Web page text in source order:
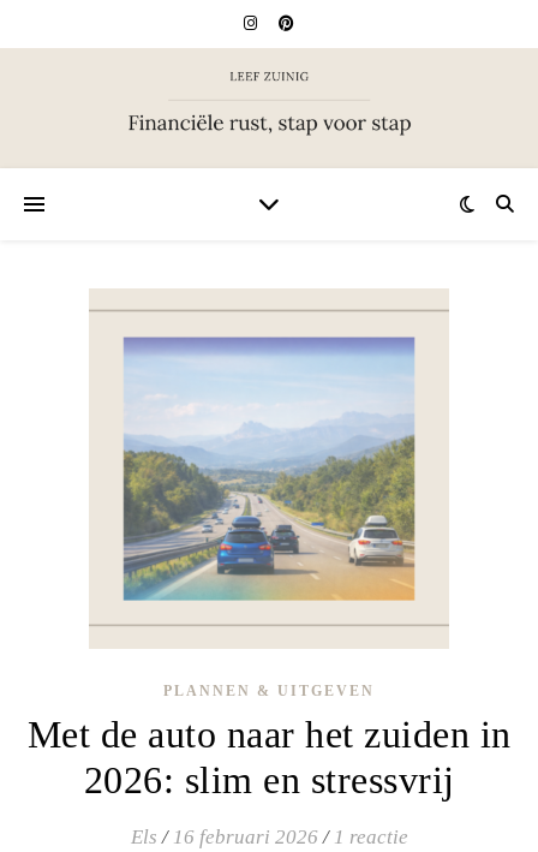
PLANNEN & UITGEVEN
Met de auto naar het zuiden in
2026: slim en stressvrij
Els / 16 februari 2026 / 1 reactie